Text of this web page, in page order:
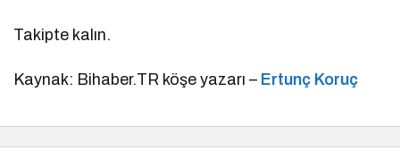
Takipte kalın.
Kaynak: Bihaber.TR köşe yazarı – Ertunç Koruç